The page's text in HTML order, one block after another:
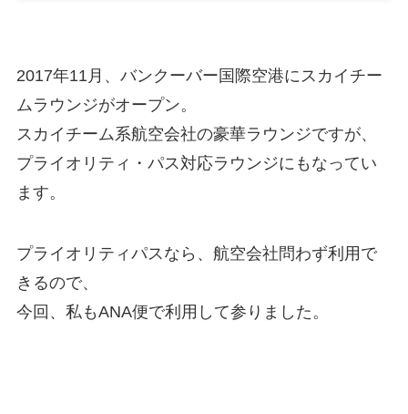
2017年11月、バンクーバー国際空港にスカイチー
ムラウンジがオープン。
スカイチーム系航空会社の豪華ラウンジですが、
プライオリティ・パス対応ラウンジにもなってい
ます。
プライオリティパスなら、航空会社問わず利用で
きるので、
今回、私もANA便で利用して参りました。